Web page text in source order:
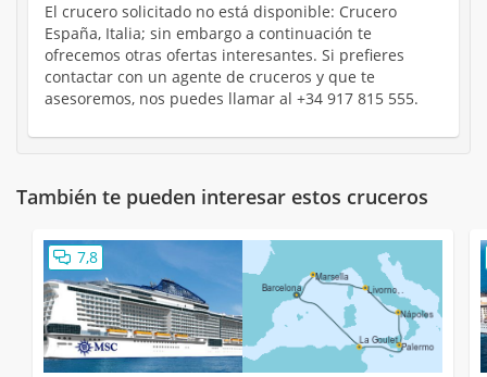
El crucero solicitado no está disponible: Crucero
España, Italia; sin embargo a continuación te
ofrecemos otras ofertas interesantes. Si prefieres
contactar con un agente de cruceros y que te
asesoremos, nos puedes llamar al +34 917 815 555.
También te pueden interesar estos cruceros
7,8